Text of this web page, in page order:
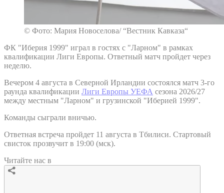
© Фото: Мария Новоселова/ “Вестник Кавказа“
ФК "Иберия 1999" играл в гостях с "Ларном" в рамках
квалификации Лиги Европы. Ответный матч пройдет через
неделю.
Вечером 4 августа в Северной Ирландии состоялся матч 3-го
раунда квалификации Лиги Европы УЕФА сезона 2026/27
между местным "Ларном" и грузинской "Иберией 1999".
Команды сыграли вничью.
Ответная встреча пройдет 11 августа в Тбилиси. Стартовый
свисток прозвучит в 19:00 (мск).
Читайте нас в